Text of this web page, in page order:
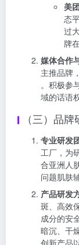
美
态
过
牌
媒体合作
主推品牌
。积极参
域的话语
（三）品
专业研发
工厂，为
合亚洲人
问题肌肤
产品研发
斑、高效
成分的安
暗沉、干